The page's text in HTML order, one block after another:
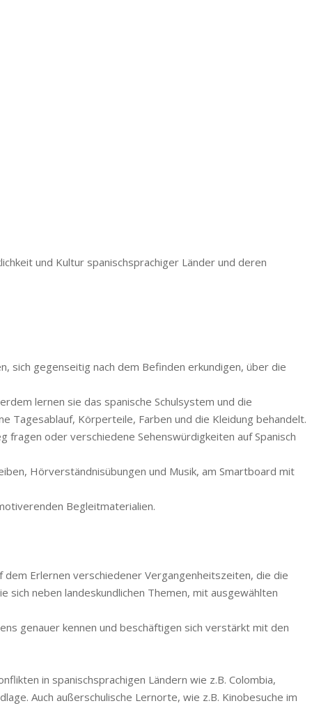
und Kultur spanischsprachiger Länder und deren
sich gegenseitig nach dem Befinden erkundigen, über die
lernen sie das spanische Schulsystem und die
Tagesablauf, Körperteile, Farben und die Kleidung behandelt.
fragen oder verschiedene Sehenswürdigkeiten auf Spanisch
Hörverständnisübungen und Musik, am Smartboard mit
Begleitmaterialien.
Erlernen verschiedener Vergangenheitszeiten, die die
sich neben landeskundlichen Themen, mit ausgewählten
genauer kennen und beschäftigen sich verstärkt mit den
in spanischsprachigen Ländern wie z.B. Colombia,
Auch außerschulische Lernorte, wie z.B. Kinobesuche im